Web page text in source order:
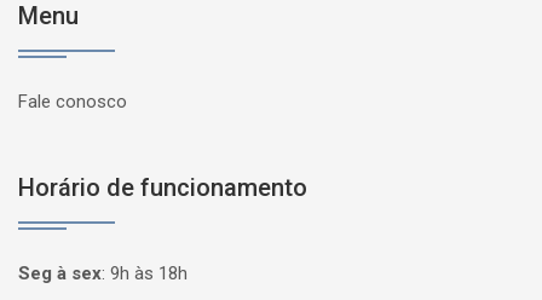
Menu
Fale conosco
Horário de funcionamento
Seg à sex: 9h às 18h